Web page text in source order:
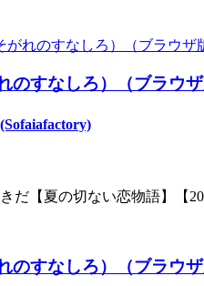
のすなしろ）（ブラウザ
だ【夏の切ない恋物語】【
のすなしろ）（ブラウザ